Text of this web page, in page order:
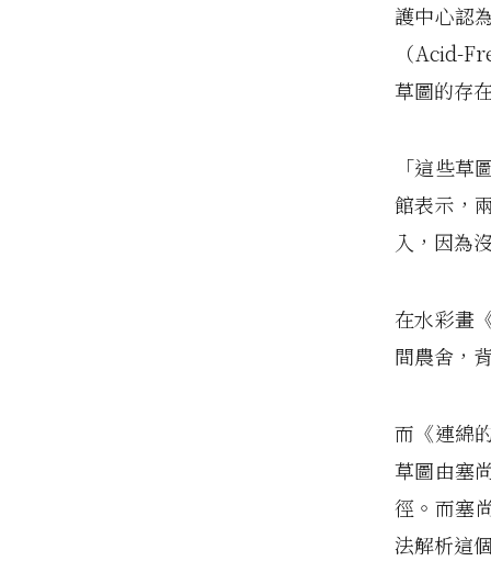
護中心認
（Acid-
草圖的存
「這些
館表示，
入，因為
在水彩畫
間農舍，
而《連綿
草圖由塞
徑。而塞
法解析這